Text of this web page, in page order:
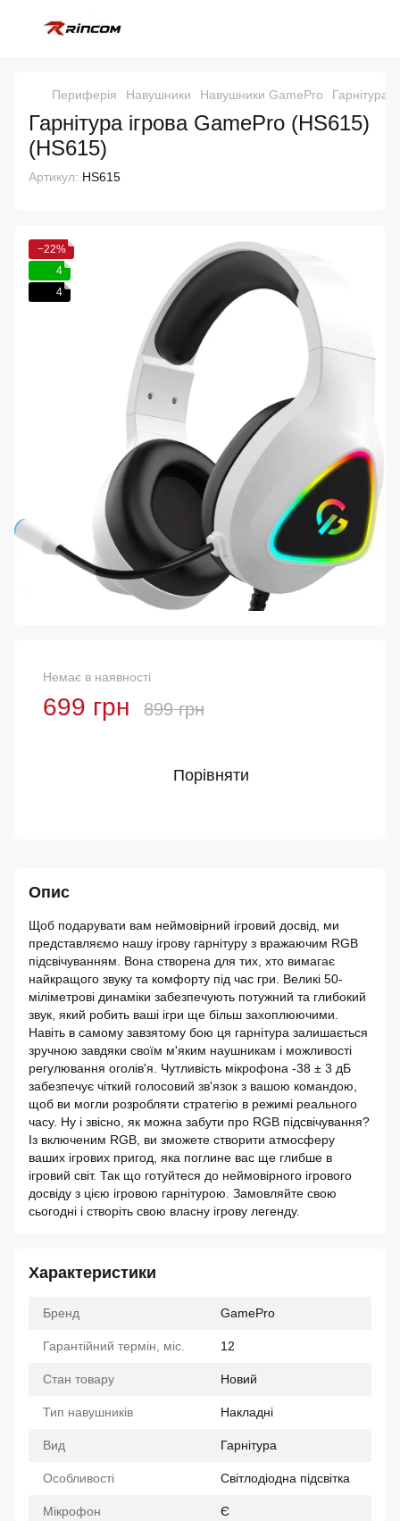
Периферія Навушники Навушники GamePro Гарнітура
Гарнітура ігрова GamePro (HS615)
(HS615)
Артикул: HS615
−22%
4
4
Немає в наявності
699 грн 899 грн
Порівняти
Опис
Щоб подарувати вам неймовірний ігровий досвід, ми
представляємо нашу ігрову гарнітуру з вражаючим RGB
підсвічуванням. Вона створена для тих, хто вимагає
найкращого звуку та комфорту під час гри. Великі 50-
міліметрові динаміки забезпечують потужний та глибокий
звук, який робить ваші ігри ще більш захоплюючими.
Навіть в самому завзятому бою ця гарнітура залишається
зручною завдяки своїм м'яким наушникам і можливості
регулювання оголів'я. Чутливість мікрофона -38 ± 3 дБ
забезпечує чіткий голосовий зв'язок з вашою командою,
щоб ви могли розробляти стратегію в режимі реального
часу. Ну і звісно, як можна забути про RGB підсвічування?
Із включеним RGB, ви зможете створити атмосферу
ваших ігрових пригод, яка поглине вас ще глибше в
ігровий світ. Так що готуйтеся до неймовірного ігрового
досвіду з цією ігровою гарнітурою. Замовляйте свою
сьогодні і створіть свою власну ігрову легенду.
Характеристики
Бренд GamePro
Гарантійний термін, міс. 12
Стан товару Новий
Тип навушників Накладні
Вид Гарнітура
Особливості Світлодіодна підсвітка
Мікрофон Є